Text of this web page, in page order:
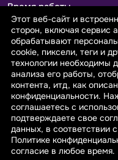
Время работы
Пн-Пт с 9.00 до 18.00
Сб-Вс: выходной
Принимаем к оплате
© 2026 sarafanovo.com -
специализируется на
Этот веб-сайт и
сторон, включая сервис
обрабатывают
cookie, пиксели, теги и
технологии необходимы
анализа его работы,
контента, итд, как
конфиденциальности.
соглашаетесь с
подтверждаете свое
данных, в соответствии
Политике
согласие в любое время.